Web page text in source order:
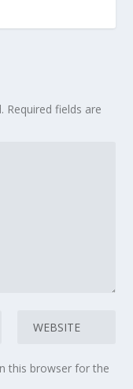
Required fields are
this browser for the